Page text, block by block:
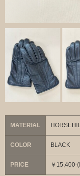
MATERIAL
COLOR BLACK
PRICE ￥15,400-